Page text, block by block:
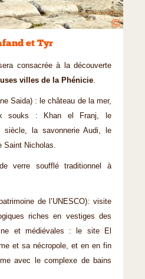
©
et Tyr
consacrée à la découverte
villes de la Phénicie.
Saida) : le château de la mer,
souks : Khan el Franj, le
siècle, la savonnerie Audi, le
Saint Nicholas.
verre soufflé traditionnel à
de l’UNESCO): visite
riches en vestiges des
et médiévales : le site El
et sa nécropole, et en en fin
avec le complexe de bains